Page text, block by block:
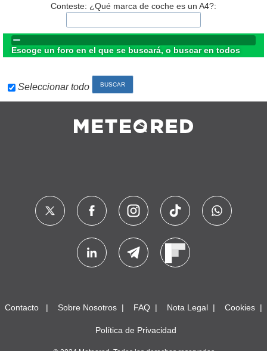
Conteste: ¿Qué marca de coche es un A4?:
Escoge un foro en el que se buscará, o buscar en todos
Seleccionar todo
Contacto Sobre Nosotros FAQ Nota Legal Cookies
Política de Privacidad